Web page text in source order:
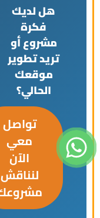
هل لديك
فكرة
مشروع أو
تريد تطوير
موقعك
الحالي؟
تواصل
معي
الآن
لنناقش